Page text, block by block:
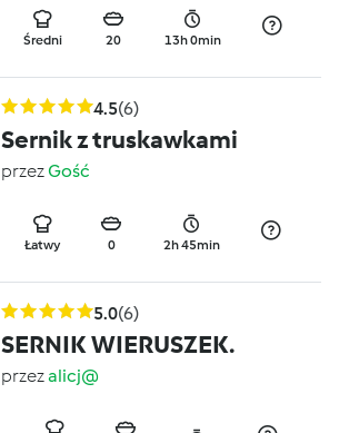
Średni 20 13h 0min
4.5(6)
Sernik z truskawkami
przezGość
Łatwy 0 2h 45min
5.0(6)
SERNIK WIERUSZEK.
przezalicj@